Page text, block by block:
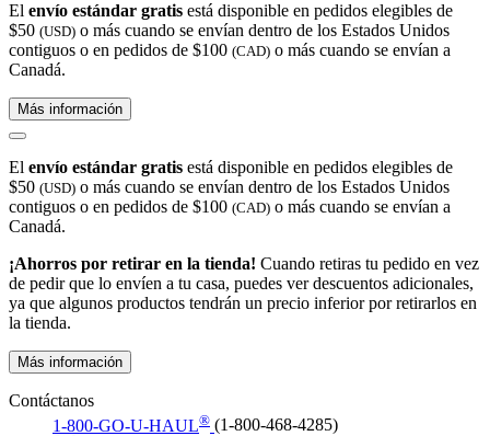
El envío estándar gratis está disponible en pedidos elegibles de
$50 (USD) o más cuando se envían dentro de los Estados Unidos
contiguos o en pedidos de $100 (CAD) o más cuando se envían a
Canadá.
Más información
El envío estándar gratis está disponible en pedidos elegibles de
$50 (USD) o más cuando se envían dentro de los Estados Unidos
contiguos o en pedidos de $100 (CAD) o más cuando se envían a
Canadá.
¡Ahorros por retirar en la tienda! Cuando retiras tu pedido en vez
de pedir que lo envíen a tu casa, puedes ver descuentos adicionales,
ya que algunos productos tendrán un precio inferior por retirarlos en
la tienda.
Más información
Contáctanos
1-800-GO-U-HAUL® (1-800-468-4285)